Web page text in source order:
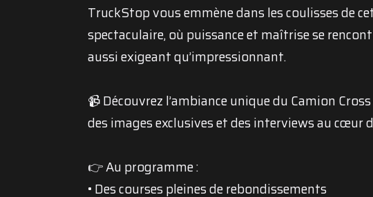
TruckStop vous emmène dans les coulisses de
spectaculaire, où puissance et maîtrise se
aussi exigeant qu’impressionnant.
📹 Découvrez l’ambiance unique du Camion
des images exclusives et des interviews au cœur
👉 Au programme :
• Des courses pleines de rebondissements